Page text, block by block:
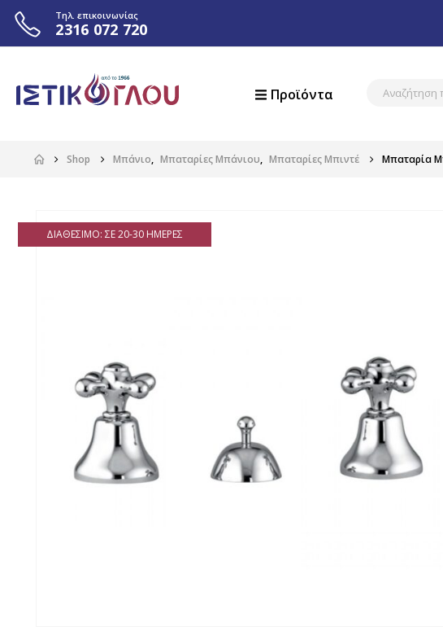
Τηλ. επικοινωνίας
2316 072 720
Προϊόντα
Shop Μπάνιο, Μπαταρίες Μπάνιου, Μπαταρίες Μπιντέ Μπαταρία
ΔΙΑΘΈΣΙΜΟ: ΣΕ 20-30 ΗΜΈΡΕΣ